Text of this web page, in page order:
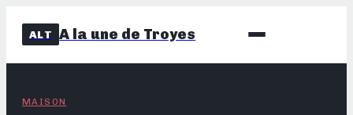
ALT A la une de Troyes
MAISON